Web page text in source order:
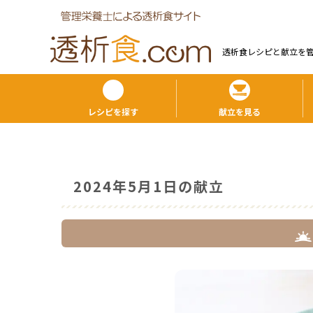
透析食レシピと献⽴を
レシピを探す 献立を見る
2024年5月1日の献立